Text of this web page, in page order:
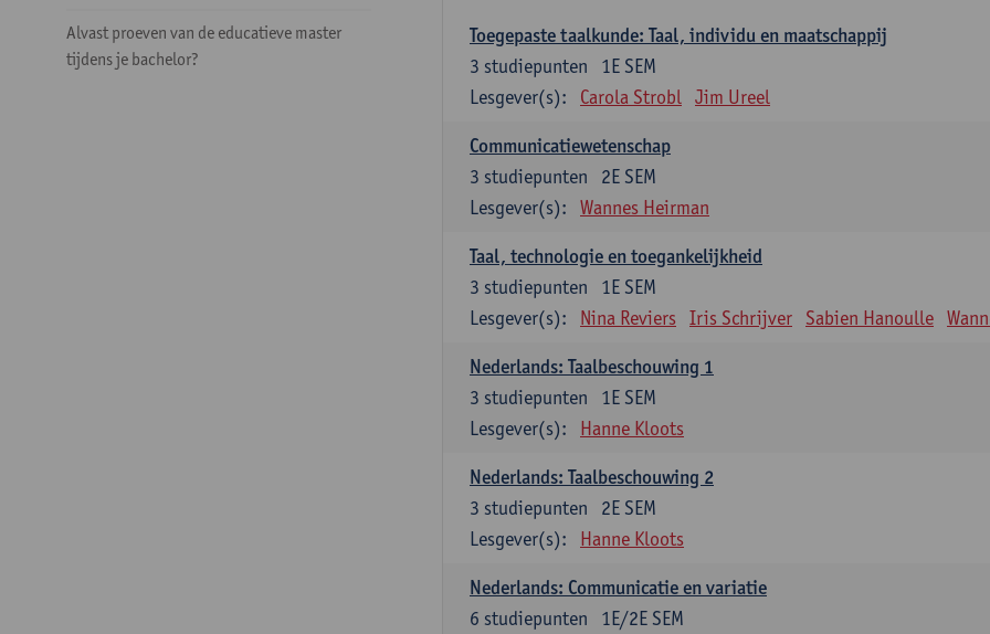
Alvast proeven van de educatieve master
tijdens je bachelor?
Toegepaste taalkunde: Taal, individu en maatschappij
1E SEM
3 studiepunten
Lesgever(s):
Carola Strobl Jim Ureel
Communicatiewetenschap
2E SEM
3 studiepunten
Lesgever(s):
Wannes Heirman
Taal, technologie en toegankelijkheid
1E SEM
3 studiepunten
Lesgever(s):
Nina Reviers Iris Schrijver Sabien Hanoulle
Nederlands: Taalbeschouwing 1
1E SEM
3 studiepunten
Lesgever(s):
Hanne Kloots
Nederlands: Taalbeschouwing 2
2E SEM
3 studiepunten
Lesgever(s):
Hanne Kloots
Nederlands: Communicatie en variatie
1E/2E SEM
6 studiepunten